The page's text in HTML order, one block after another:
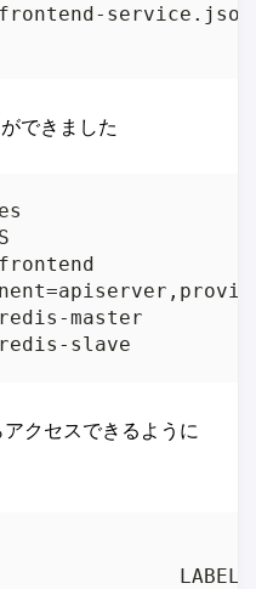
service.json
できました
master
slave
クセスできるように